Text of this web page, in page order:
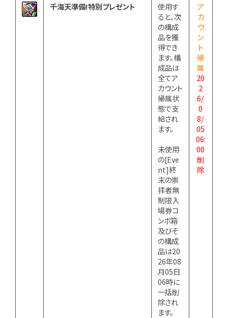
千海天準備!特別プレゼント
使用す
ると、次
の構成
品を獲
得でき
ます。構
成品は
全てア
カウント
帰属状
態で支
給され
ます。
未使用
の[Eve
nt]終
末の崇
拝者無
制限入
場券コ
ンボ箱
及びそ
の構成
品は20
26年08
月05日
06時に
一括削
除され
ます。
ア
カ
ウ
ン
ト
帰
属
20
2
6/
0
8/
05
06:
00
削
除